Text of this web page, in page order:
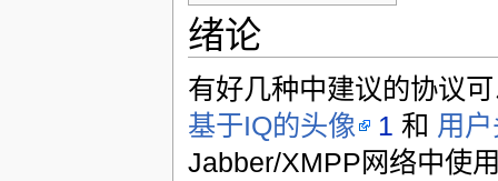
绪论
有好几种中建议的协议
基于IQ的头像
1 和 用
Jabber/XMPP网络中使